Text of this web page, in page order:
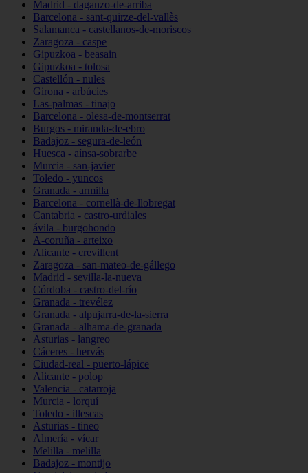
Madrid - daganzo-de-arriba
Barcelona - sant-quirze-del-vallès
Salamanca - castellanos-de-moriscos
Zaragoza - caspe
Gipuzkoa - beasain
Gipuzkoa - tolosa
Castellón - nules
Girona - arbúcies
Las-palmas - tinajo
Barcelona - olesa-de-montserrat
Burgos - miranda-de-ebro
Badajoz - segura-de-león
Huesca - aínsa-sobrarbe
Murcia - san-javier
Toledo - yuncos
Granada - armilla
Barcelona - cornellà-de-llobregat
Cantabria - castro-urdiales
ávila - burgohondo
A-coruña - arteixo
Alicante - crevillent
Zaragoza - san-mateo-de-gállego
Madrid - sevilla-la-nueva
Córdoba - castro-del-río
Granada - trevélez
Granada - alpujarra-de-la-sierra
Granada - alhama-de-granada
Asturias - langreo
Cáceres - hervás
Ciudad-real - puerto-lápice
Alicante - polop
Valencia - catarroja
Murcia - lorquí
Toledo - illescas
Asturias - tineo
Almería - vícar
Melilla - melilla
Badajoz - montijo